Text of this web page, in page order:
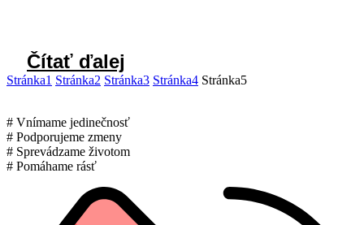
Čítať ďalej
Stránka1 Stránka2 Stránka3 Stránka4 Stránka5
# Vnímame jedinečnosť
# Podporujeme zmeny
# Sprevádzame životom
# Pomáhame rásť